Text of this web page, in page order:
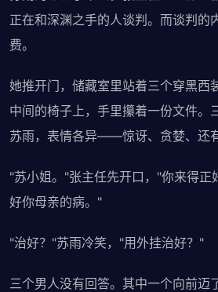
正在和深渊之手的人谈判。而谈判的
费。
她推开门，储藏室里站着三个穿黑西
中间的椅子上，手里攥着一份文件。
苏雨，表情各异——惊讶、贪婪、还
"苏小姐。"张主任先开口，"你来得正
好你母亲的病。"
"治好？"苏雨冷笑，"用外挂治好？"
三个男人没有回答。其中一个向前迈